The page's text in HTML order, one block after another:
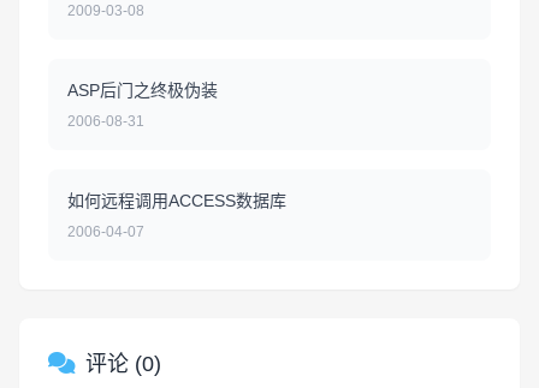
2009-03-08
ASP后门之终极伪装
2006-08-31
如何远程调用ACCESS数据库
2006-04-07
评论 (0)